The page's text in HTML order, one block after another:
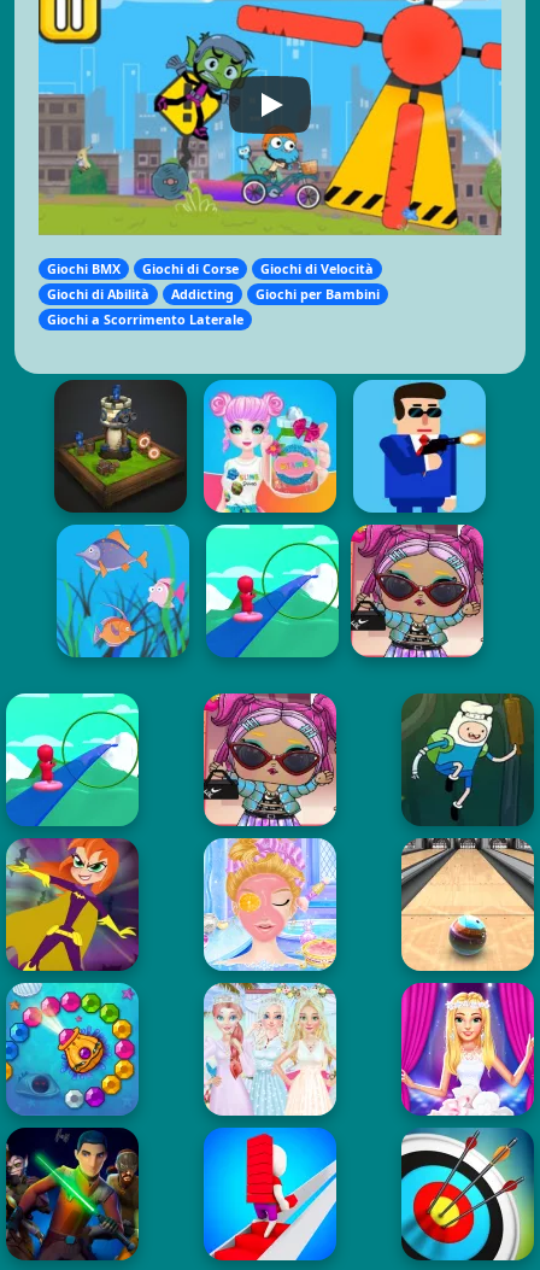
Giochi BMX Giochi di Corse
Giochi di Velocità
Giochi di Abilità
Addicting
Giochi per Bambini
Giochi a Scorrimento Laterale